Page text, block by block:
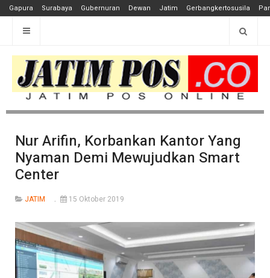
Gapura Surabaya Gubernuran Dewan Jatim Gerbangkertosusila
Nur Arifin, Korbankan Kantor Yang
Nyaman Demi Mewujudkan Smart
Center
JATIM 15 Oktober 2019